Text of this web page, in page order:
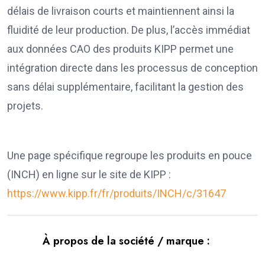
délais de livraison courts et maintiennent ainsi la
fluidité de leur production. De plus, l’accès immédiat
aux données CAO des produits KIPP permet une
intégration directe dans les processus de conception
sans délai supplémentaire, facilitant la gestion des
projets.
Une page spécifique regroupe les produits en pouce
(INCH) en ligne sur le site de KIPP :
https://www.kipp.fr/fr/produits/INCH/c/31647
À propos de la société / marque :